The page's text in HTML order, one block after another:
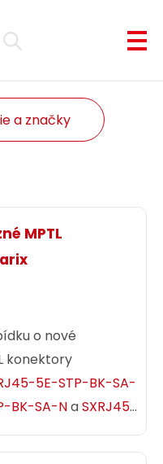
a značky
MPTL
o nové
konektory
5E-STP-BK-SA-
BK-SA-NaSXRJ45-
. Tyto konektory
i nestíněné